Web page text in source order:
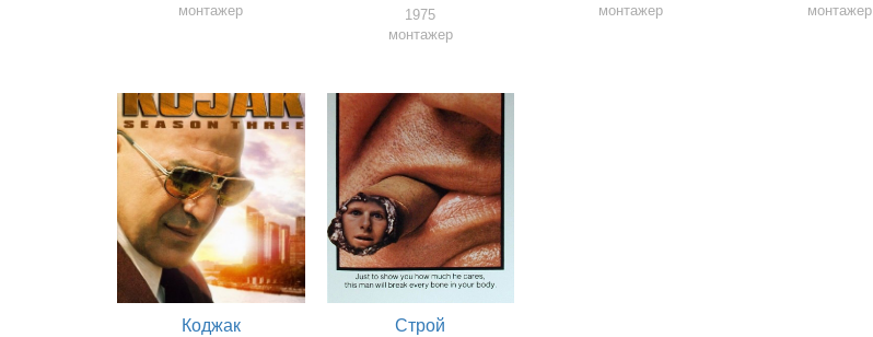
монтажер
1975
монтажер
монтажер
монтажер
Коджак Строй